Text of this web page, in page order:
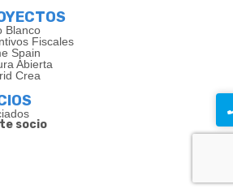
Blanco
Fiscales
Spain
Abierta
Crea
socio